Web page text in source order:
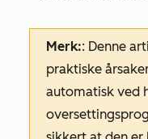
Merk:: Denne
praktiske
automatisk ved